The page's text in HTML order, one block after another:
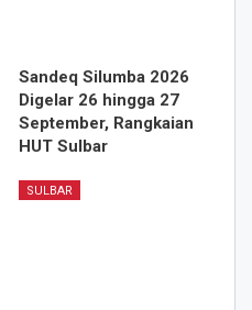
Sandeq Silumba 2026
Digelar 26 hingga 27
September, Rangkaian
HUT Sulbar
SULBAR